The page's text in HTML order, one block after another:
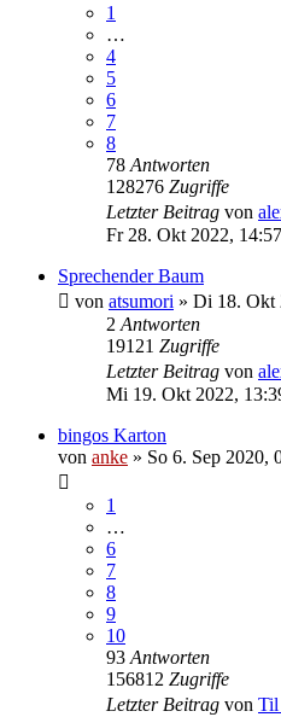
1
…
4
5
6
7
8
78 Antworten
128276 Zugriffe
Letzter Beitrag von
Fr 28. Okt 2022, 14:57
Sprechender Baum
von atsumori » Di 18. Okt
2 Antworten
19121 Zugriffe
Letzter Beitrag von
Mi 19. Okt 2022,
bingos Karton
von anke » So 6. Sep 2020,
1
…
6
7
8
9
10
93 Antworten
156812 Zugriffe
Letzter Beitrag von Til